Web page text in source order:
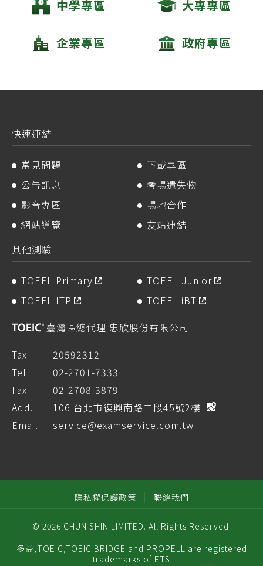
中學專區 大專專區
企業專區 政府專區
快速連結
常見問題
下載專區
公告訊息
考場遺失物
影音專區
場地合作
網站導覽
友站連結
其他測驗
TOEFL Primary
TOEFL Junior
TOEFL ITP
TOEFL iBT
臺灣區總代理 忠欣股份有限公司
Tax
20592312
Tel
02-2701-7333
Fax
02-2708-3879
Add.
106 台北市復興南路二段45號2樓
Email
service@examservice.com.tw
隱私權保護政策 聯絡我們
© 2026 CHUN SHIN LIMITED. All Rights Reserved.
多益,TOEIC,TOEIC BRIDGE and PROPELL are registered
trademarks of ETS